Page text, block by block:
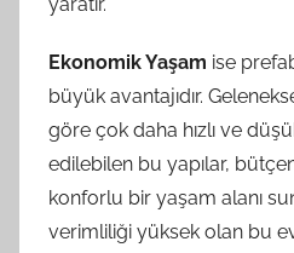
Ekonomik Yaşam ise
büyük avantajıdır.
göre çok daha hızlı ve
edilebilen bu yapılar,
konforlu bir yaşam alanı
verimliliği yüksek olan bu